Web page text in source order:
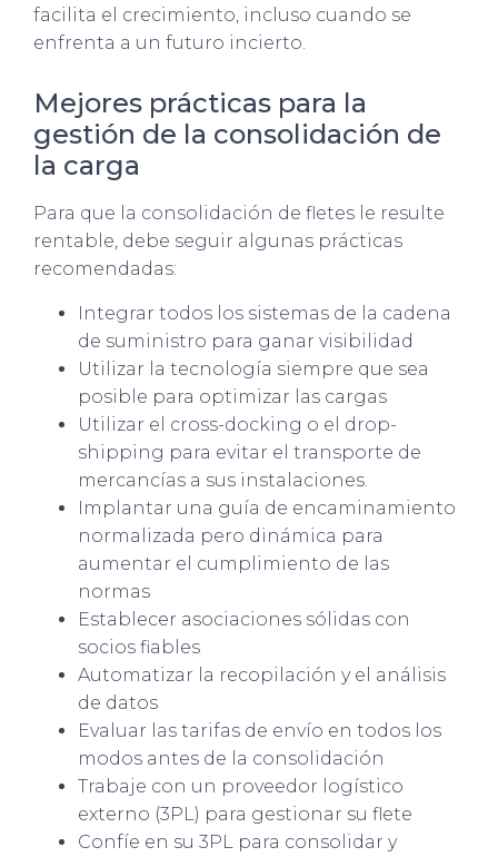
facilita el crecimiento, incluso cuando se
enfrenta a un futuro incierto.
Mejores prácticas para la
gestión de la consolidación de
la carga
Para que la consolidación de fletes le resulte
rentable, debe seguir algunas prácticas
recomendadas:
Integrar todos los sistemas de la cadena
de suministro para ganar visibilidad
Utilizar la tecnología siempre que sea
posible para optimizar las cargas
Utilizar el cross-docking o el drop-
shipping para evitar el transporte de
mercancías a sus instalaciones.
Implantar una guía de encaminamiento
normalizada pero dinámica para
aumentar el cumplimiento de las
normas
Establecer asociaciones sólidas con
socios fiables
Automatizar la recopilación y el análisis
de datos
Evaluar las tarifas de envío en todos los
modos antes de la consolidación
Trabaje con un proveedor logístico
externo (3PL) para gestionar su flete
Confíe en su 3PL para consolidar y